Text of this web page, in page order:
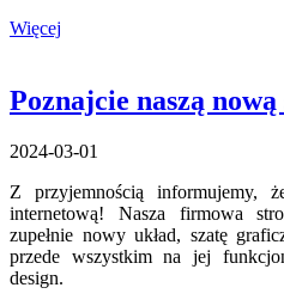
Więcej
Poznajcie naszą
2024-03-01
Z przyjemnością informujemy,
internetową! Nasza firmowa
zupełnie nowy układ, szatę
przede wszystkim na jej
design.